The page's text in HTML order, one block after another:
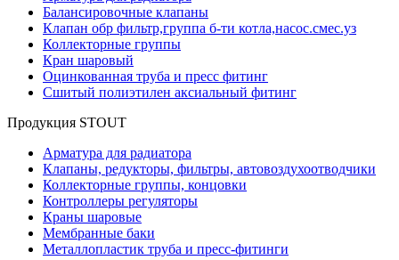
Балансировочные клапаны
Клапан обр фильтр,группа б-ти котла,насос.смес.уз
Коллекторные группы
Кран шаровый
Оцинкованная труба и пресс фитинг
Сшитый полиэтилен аксиальный фитинг
Продукция STOUT
Арматура для радиатора
Клапаны, редукторы, фильтры, автовоздухоотводчики
Коллекторные группы, концовки
Контроллеры регуляторы
Краны шаровые
Мембранные баки
Металлопластик труба и пресс-фитинги